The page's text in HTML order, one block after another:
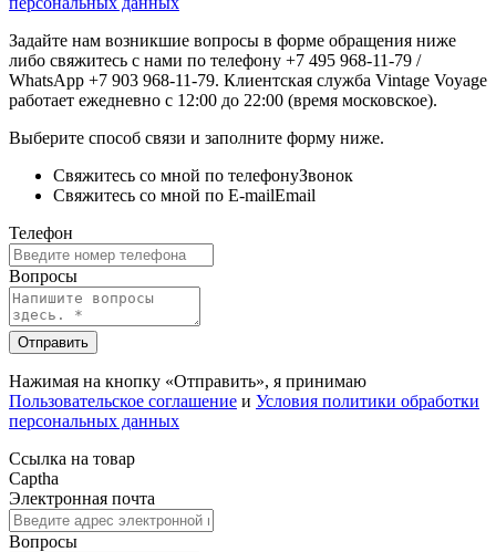
Задайте нам возникшие вопросы в форме обращения ниже
либо свяжитесь с нами по телефону +7 495 968-11-79 /
WhatsApp +7 903 968-11-79. Клиентская служба Vintage Voyage
работает ежедневно с 12:00 до 22:00 (время московское).
Выберите способ связи и заполните форму ниже.
Свяжитесь со мной по телефонуЗвонок
Свяжитесь со мной по E-mailEmail
Телефон
Вопросы
Отправить
Нажимая на кнопку «Отправить», я принимаю
Пользовательское соглашение и Условия политики обработки
персональных данных
Ссылка на товар
Captha
Электронная почта
Вопросы